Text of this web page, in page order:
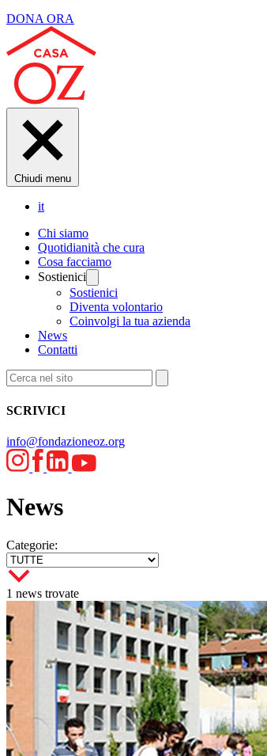
DONA ORA
Chiudi menu
it
Chi siamo
Quotidianità che cura
Cosa facciamo
Sostienici
Sostienici
Diventa volontario
Coinvolgi la tua azienda
News
Contatti
SCRIVICI
info@fondazioneoz.org
News
Categorie:
1 news trovate